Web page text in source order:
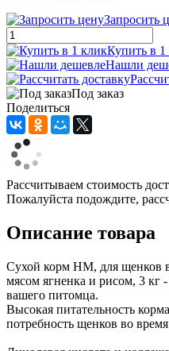
Запросить
Купить в 1
Нашли
Под заказ
Поделиться
Рассчитываем стоимость
Пожалуйста подождите,
Описание товара
Сухой корм НМ, для щенков
мясом ягненка и рисом, 3 кг
вашего питомца.
Высокая питательность
потребность щенков во